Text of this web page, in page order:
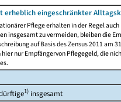
erheblich eingeschränkter
Pflege erhalten in der Regel
insgesamt zu vermeiden, bleiben die
auf Basis des Zensus 2011 am
hier nur Empfängervon Pflegegeld, die
1) insgesamt